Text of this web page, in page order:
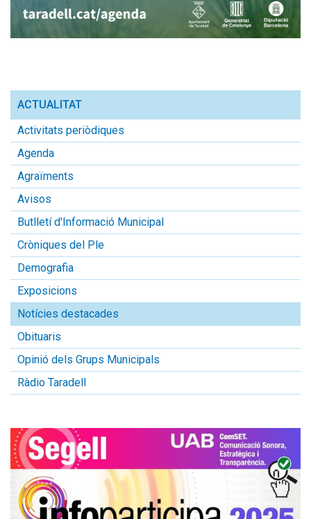
ACTUALITAT
Activitats periòdiques
Agenda
Agraïments
Avisos
Butlletí d'Informació Municipal
Cròniques del Ple
Demografia
Exposicions
Notícies destacades
Obituaris
Opinió dels Grups Municipals
Ràdio Taradell